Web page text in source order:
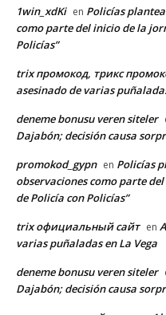
1win_xdKi en Policías
como parte del inicio de la
Policías”
trix промокод, трикс
asesinado de varias
deneme bonusu veren siteler
Dajabón; decisión causa
promokod_gypn en Policías
observaciones como parte
de Policía con Policías”
trix официальный сайт en
varias puñaladas en La Vega
deneme bonusu veren siteler
Dajabón; decisión causa